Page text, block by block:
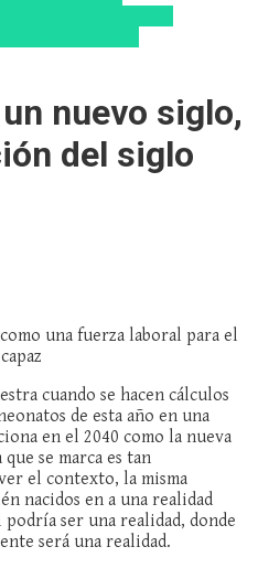
nuevo siglo,
del siglo
una fuerza laboral para el
cuando se hacen cálculos
de esta año en una
en el 2040 como la nueva
se marca es tan
el contexto, la misma
nacidos en a una realidad
ser una realidad, donde
será una realidad.